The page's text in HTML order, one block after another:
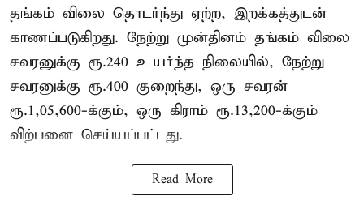
தங்கம் விலை தொடர்ந்து ஏற்ற, இறக்கத்துடன்
காணப்படுகிறது. நேற்று முன்தினம் தங்கம் விலை
சவரனுக்கு ரூ.240 உயர்ந்த நிலையில், நேற்று
சவரனுக்கு ரூ.400 குறைந்து, ஒரு சவரன்
ரூ.1,05,600-க்கும், ஒரு கிராம் ரூ.13,200-க்கும்
விற்பனை செய்யப்பட்டது.
Read More